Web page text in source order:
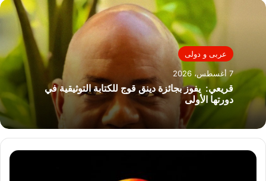
عربى و دولى
7 أغسطس، 2026
قريعي: يفوز بجائزة دينق قوج للكتابة التوثيقية في
دورتها الأولى
خسوف